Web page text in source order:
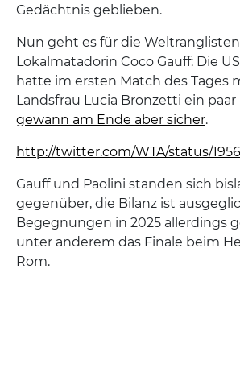
Gedächtnis geblieben.
Nun geht es für die
Lokalmatadorin Coco Gauff: Die
hatte im ersten Match des Tages
Landsfrau Lucia Bronzetti ein
gewann am Ende aber sicher.
http://twitter.com/WTA/status/
Gauff und Paolini standen sich
gegenüber, die Bilanz ist
Begegnungen in 2025 allerdings
unter anderem das Finale beim
Rom.